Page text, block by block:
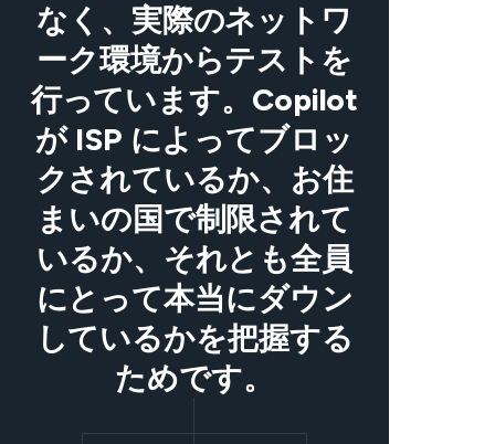
なく、実際のネットワ
ーク環境からテストを
行っています。Copilot
が ISP によってブロッ
クされているか、お住
まいの国で制限されて
いるか、それとも全員
にとって本当にダウン
しているかを把握する
ためです。